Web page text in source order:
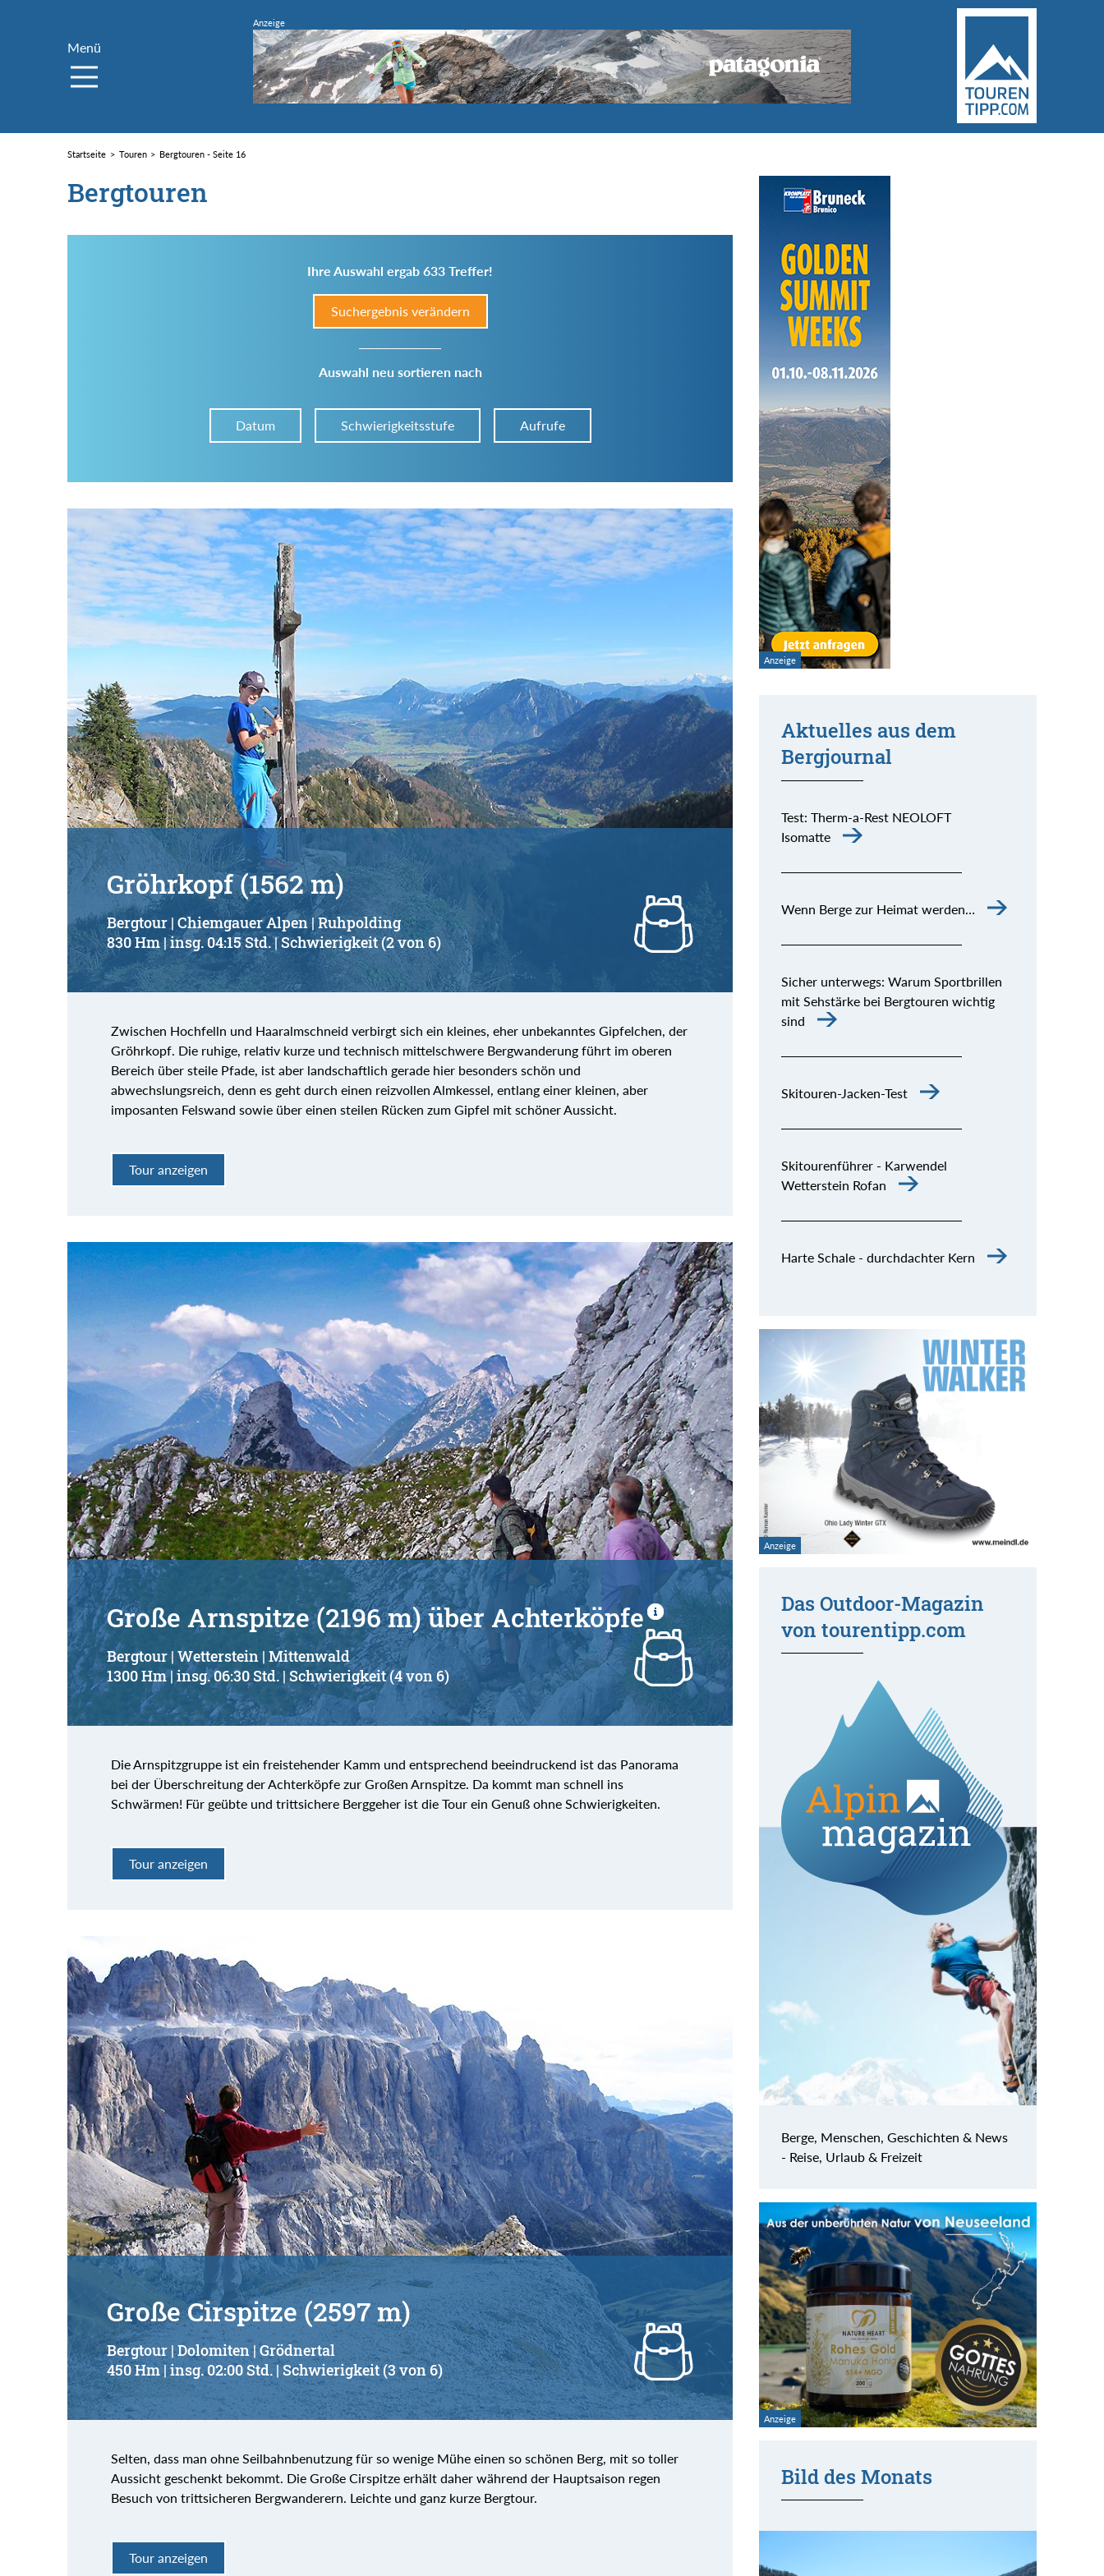
Menü
Startseite Touren Bergtouren - Seite 16
Bergtouren
Ihre Auswahl ergab 633 Treffer!
Suchergebnis verändern
Auswahl neu sortieren nach
Datum Schwierigkeitsstufe Aufrufe
Im Tourenarchiv suchen
Land:
Region:
Gebirge:
Art der Tour:
von
Kondition (Tourdauer):
von
bis
Suchbegriff:
Gröhrkopf (1562 m)
Bergtour | Chiemgauer Alpen | Ruhpolding
830 Hm | insg. 04:15 Std. | Schwierigkeit (2 von 6)
Zwischen Hochfelln und Haaralmschneid verbirgt sich ein kleines, eher unbekanntes Gipfelchen, der
Gröhrkopf. Die ruhige, relativ kurze und technisch mittelschwere Bergwanderung führt im oberen
Bereich über steile Pfade, ist aber landschaftlich gerade hier besonders schön und
abwechslungsreich, denn es geht durch einen reizvollen Almkessel, entlang einer kleinen, aber
imposanten Felswand sowie über einen steilen Rücken zum Gipfel mit schöner Aussicht.
Tour anzeigen
Große Arnspitze (2196 m) über Achterköpfe
Bergtour | Wetterstein | Mittenwald
1300 Hm | insg. 06:30 Std. | Schwierigkeit (4 von 6)
Die Arnspitzgruppe ist ein freistehender Kamm und entsprechend beeindruckend ist das Panorama
bei der Überschreitung der Achterköpfe zur Großen Arnspitze. Da kommt man schnell ins
Schwärmen! Für geübte und trittsichere Berggeher ist die Tour ein Genuß ohne Schwierigkeiten.
Tour anzeigen
Große Cirspitze (2597 m)
Bergtour | Dolomiten | Grödnertal
450 Hm | insg. 02:00 Std. | Schwierigkeit (3 von 6)
Selten, dass man ohne Seilbahnbenutzung für so wenige Mühe einen so schönen Berg, mit so toller
Aussicht geschenkt bekommt. Die Große Cirspitze erhält daher während der Hauptsaison regen
Besuch von trittsicheren Bergwanderern. Leichte und ganz kurze Bergtour.
Tour anzeigen
Aktuelles aus dem
Bergjournal
Test: Therm-a-Rest NEOLOFT
Isomatte
Wenn Berge zur Heimat werden…
Sicher unterwegs: Warum Sportbrillen
mit Sehstärke bei Bergtouren wichtig
sind
Skitouren-Jacken-Test
Skitourenführer - Karwendel
Wetterstein Rofan
Harte Schale - durchdachter Kern
Das Outdoor-Magazin
von tourentipp.com
Berge, Menschen, Geschichten & News
- Reise, Urlaub & Freizeit
Bild des Monats